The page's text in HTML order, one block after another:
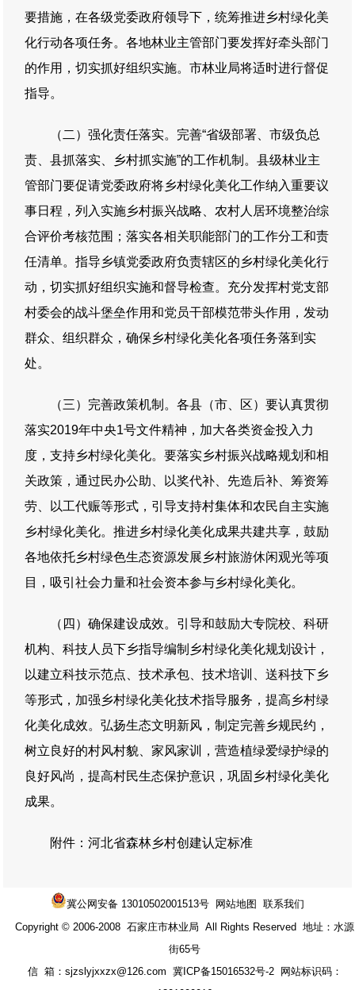
要措施，在各级党委政府领导下，统筹推进乡村绿化美
化行动各项任务。各地林业主管部门要发挥好牵头部门
的作用，切实抓好组织实施。市林业局将适时进行督促
指导。
（二）强化责任落实。完善“省级部署、市级负总
责、县抓落实、乡村抓实施”的工作机制。县级林业主
管部门要促请党委政府将乡村绿化美化工作纳入重要议
事日程，列入实施乡村振兴战略、农村人居环境整治综
合评价考核范围；落实各相关职能部门的工作分工和责
任清单。指导乡镇党委政府负责辖区的乡村绿化美化行
动，切实抓好组织实施和督导检查。充分发挥村党支部
村委会的战斗堡垒作用和党员干部模范带头作用，发动
群众、组织群众，确保乡村绿化美化各项任务落到实
处。
（三）完善政策机制。各县（市、区）要认真贯彻
落实2019年中央1号文件精神，加大各类资金投入力
度，支持乡村绿化美化。要落实乡村振兴战略规划和相
关政策，通过民办公助、以奖代补、先造后补、筹资筹
劳、以工代赈等形式，引导支持村集体和农民自主实施
乡村绿化美化。推进乡村绿化美化成果共建共享，鼓励
各地依托乡村绿色生态资源发展乡村旅游休闲观光等项
目，吸引社会力量和社会资本参与乡村绿化美化。
（四）确保建设成效。引导和鼓励大专院校、科研
机构、科技人员下乡指导编制乡村绿化美化规划设计，
以建立科技示范点、技术承包、技术培训、送科技下乡
等形式，加强乡村绿化美化技术指导服务，提高乡村绿
化美化成效。弘扬生态文明新风，制定完善乡规民约，
树立良好的村风村貌、家风家训，营造植绿爱绿护绿的
良好风尚，提高村民生态保护意识，巩固乡村绿化美化
成果。
附件：河北省森林乡村创建认定标准
冀公网安备 13010502001513号 网站地图
联系我们
Copyright © 2006-2008 石家庄市林业局 All Rights Reserved 地址：水源
街65号
信 箱：sjzslyjxxzx@126.com 冀ICP备15016532号-2网站标识码：